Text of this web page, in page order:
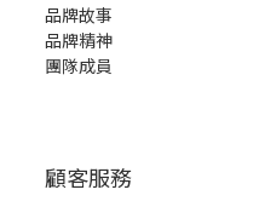
品牌故事
品牌精神
團隊成員
顧客服務